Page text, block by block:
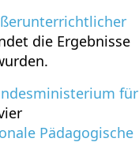
die Ergebnisse
für
Pädagogische